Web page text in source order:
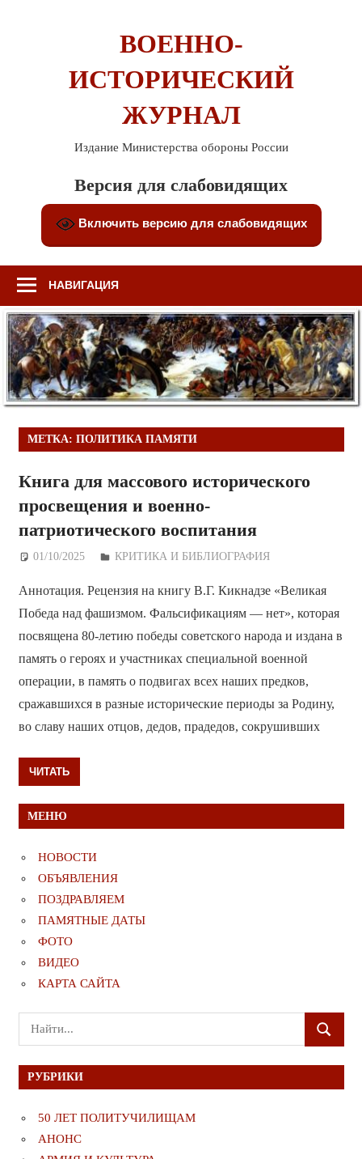
ВОЕННО-
ИСТОРИЧЕСКИЙ
ЖУРНАЛ
Издание Министерства обороны России
Версия для слабовидящих
Включить версию для слабовидящих
НАВИГАЦИЯ
МЕТКА: ПОЛИТИКА ПАМЯТИ
Книга для массового исторического
просвещения и военно-
патриотического воспитания
01/10/2025 Дежурный по Редакции
КРИТИКА И БИБЛИОГРАФИЯ
Аннотация. Рецензия на книгу В.Г. Кикнадзе «Великая
Победа над фашизмом. Фальсификациям — нет», которая
посвящена 80-летию победы советского народа и издана в
память о героях и участниках специальной военной
операции, в память о подвигах всех наших предков,
сражавшихся в разные исторические периоды за Родину,
во славу наших отцов, дедов, прадедов, сокрушивших
ЧИТАТЬ
МЕНЮ
НОВОСТИ
ОБЪЯВЛЕНИЯ
ПОЗДРАВЛЯЕМ
ПАМЯТНЫЕ ДАТЫ
ФОТО
ВИДЕО
КАРТА САЙТА
Поиск
для:
ПОИСК
РУБРИКИ
50 ЛЕТ ПОЛИТУЧИЛИЩАМ
АНОНС